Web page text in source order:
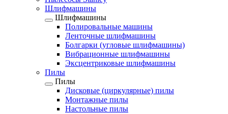
Шлифмашины
Шлифмашины
Полировальные машины
Ленточные шлифмашины
Болгарки (угловые шлифмашины)
Вибрационные шлифмашины
Эксцентриковые шлифмашины
Пилы
Пилы
Дисковые (циркулярные) пилы
Монтажные пилы
Настольные пилы